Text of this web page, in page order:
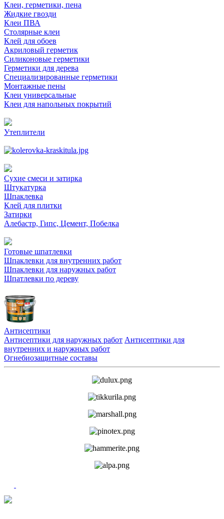
Клеи, герметики, пена
Жидкие гвозди
Клеи ПВА
Столярные клеи
Клей для обоев
Акриловый герметик
Силиконовые герметики
Герметики для дерева
Специализированные герметики
Монтажные пены
Клеи универсальные
Клеи для напольных покрытий
Утеплители
Сухие смеси и затирка
Штукатурка
Шпаклевка
Клей для плитки
Затирки
Алебастр, Гипс, Цемент, Побелка
Готовые шпатлевки
Шпаклевки для внутренних работ
Шпаклевки для наружных работ
Шпатлевки по дереву
Антисептики
Антисептики для наружных работ Антисептики для
внутренних и наружных работ
Огнебиозащитные составы